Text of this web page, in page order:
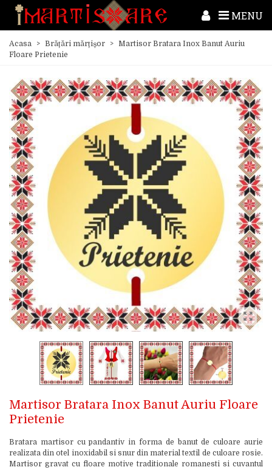
MENU
Acasa > Brățări mărțișor > Martisor Bratara Inox Banut Auriu
Floare Prietenie
Martisor Bratara Inox Banut Auriu Floare
Prietenie
Bratara martisor cu pandantiv in forma de banut de culoare aurie
realizata din otel inoxidabil si snur din material textil de culoare rosie.
Martisor gravat cu floare motive traditionale romanesti si cuvantul